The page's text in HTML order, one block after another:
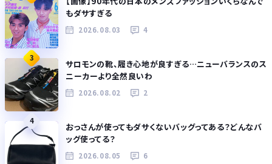
もダサすぎる
2026.08.03 4
3
サロモンの靴、履き心地が良すぎる…ニューバランスのス
ニーカーより全然良いわ
2026.08.02 2
4
おっさんが使ってもダサくないバッグってある？どんなバ
ッグ使ってる？
2026.08.05 6